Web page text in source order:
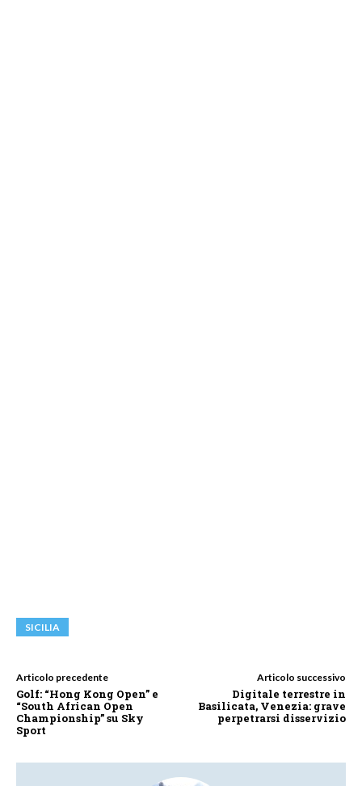
SICILIA
Articolo precedente
Golf: “Hong Kong Open” e
“South African Open
Championship” su Sky
Sport
Articolo successivo
Digitale terrestre in
Basilicata, Venezia: grave
perpetrarsi disservizio